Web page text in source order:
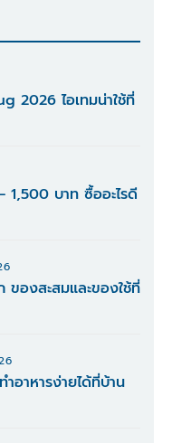
2026 ไอเทมน่าใช้ที่
บาท ซื้ออะไรดี
ของสะสมและของใช้ที่
อาหารง่ายได้ที่บ้าน